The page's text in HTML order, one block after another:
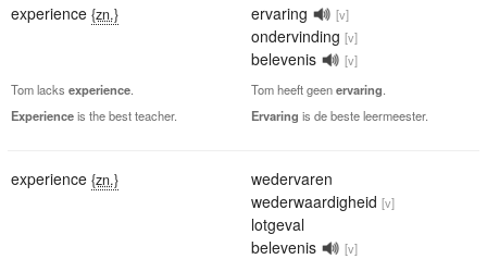
experience {zn.} ervaring [v]
ondervinding [v]
belevenis
[v]
Tom lacks experience Tom heeft geenervaring
Experienceis the best teacher. Ervaring is de beste leermeester.
experience {zn.}
wedervaren
wederwaardigheid [v]
lotgeval
belevenis
[v]